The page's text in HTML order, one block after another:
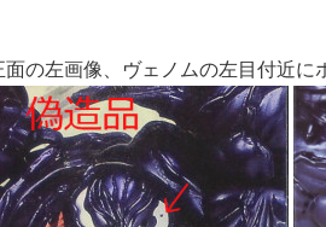
面の左画像、ヴェノムの左目付近